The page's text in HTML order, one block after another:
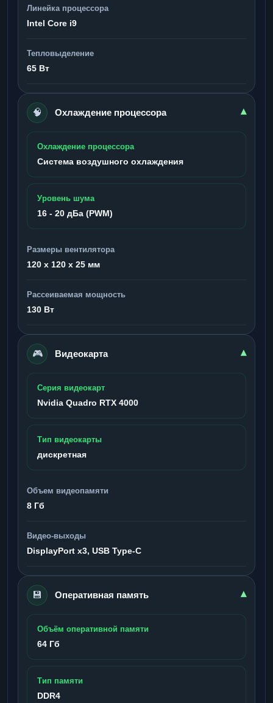
Линейка процессора
Intel Core i9
Тепловыделение
65 Вт
🧠 Охлаждение процессора ▾
Охлаждение процессора
Система воздушного охлаждения
Уровень шума
16 - 20 дБа (PWM)
Размеры вентилятора
120 x 120 x 25 мм
Рассеиваемая мощность
130 Вт
🎮 Видеокарта ▾
Серия видеокарт
Nvidia Quadro RTX 4000
Тип видеокарты
дискретная
Объем видеопамяти
8 Гб
Видео-выходы
DisplayPort x3, USB Type-C
💾 Оперативная память ▾
Объём оперативной памяти
64 Гб
Тип памяти
DDR4